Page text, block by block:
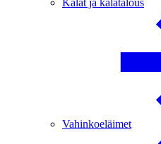
Vahinkoeläimet